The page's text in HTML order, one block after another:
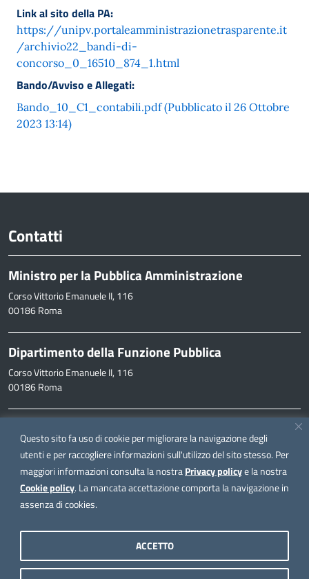
Questo sito fa uso di cookie per migliorare la navigazione degli
utenti e per raccogliere informazioni sull'utilizzo del sito stesso. Per
maggiori informazioni consulta la nostraPrivacy policye la nostra
Cookie policy. La mancata accettazione comporta la navigazione in
assenza di cookies.
ACCETTO
Link al sito della PA:
https://unipv.portaleamministrazionetrasparente.it
/archivio22_bandi-di-
concorso_0_16510_874_1.html
Bando/Avviso e Allegati:
Bando_10_C1_contabili.pdf (Pubblicato il 26 Ottobre
2023 13:14)
Contatti
Ministro per la Pubblica Amministrazione
Corso Vittorio Emanuele II, 116
00186 Roma
Dipartimento della Funzione Pubblica
Corso Vittorio Emanuele II, 116
00186 Roma
inpa@funzionepubblica.it
FAQ
FAQ – Domande e risposte
Seguici su